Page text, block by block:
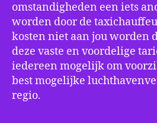
omstandigheden een iets
worden door de
kosten niet aan jou worden
deze vaste en voordelige
iedereen mogelijk om
best mogelijke
regio.